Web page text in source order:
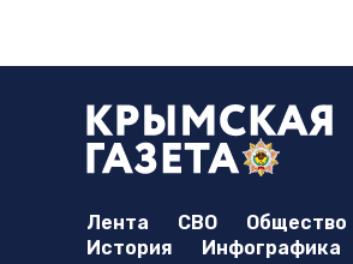
Лента СВО Общество
История
Инфографика